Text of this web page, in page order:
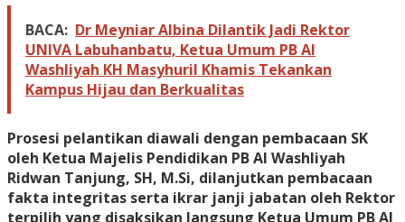
BACA: Dr Meyniar Albina Dilantik Jadi Rektor
UNIVA Labuhanbatu, Ketua Umum PB Al
Washliyah KH Masyhuril Khamis Tekankan
Kampus Hijau dan Berkualitas
Prosesi pelantikan diawali dengan pembacaan SK
oleh Ketua Majelis Pendidikan PB Al Washliyah
Ridwan Tanjung, SH, M.Si, dilanjutkan pembacaan
fakta integritas serta ikrar janji jabatan oleh Rektor
terpilih yang disaksikan langsung Ketua Umum PB Al